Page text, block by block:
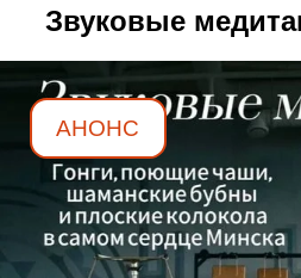
Звуковые
АНОНС